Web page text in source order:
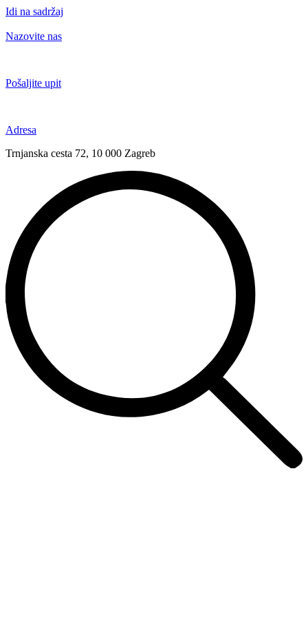
Idi na sadržaj
Nazovite nas
Pošaljite upit
Adresa
Trnjanska cesta 72, 10 000 Zagreb